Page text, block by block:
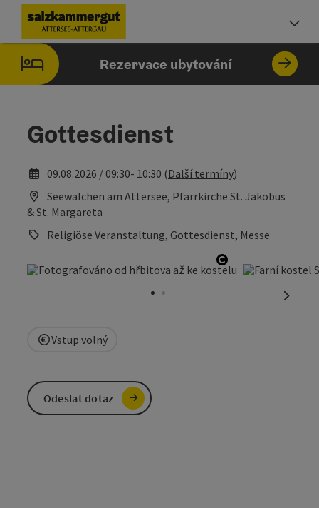
ObsahAccesskey
[0]
NavigaceAccesskey
[1]
Začátek stránkyAccesskey
[2]
ImpressumAccesskey
[5]
Pokyny k používání webové stránky
Úvodní stranaAccesskey
[7]
Rezervace ubytování
Gottesdienst
09.08.2026 / 09:30- 10:30 (Další termíny)
Seewalchen am Attersee, Pfarrkirche St. Jakobus
& St. Margareta
Religiöse Veranstaltung, Gottesdienst, Messe
otevřít
Vstup volný
Odeslat dotaz